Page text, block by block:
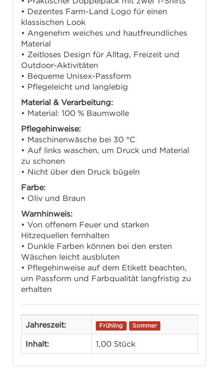
• Dezentes Farm-Land Logo für einen
klassischen Look
• Angenehm weiches und hautfreundliches
Material
• Zeitloses Design für Alltag, Freizeit und
Outdoor-Aktivitäten
• Bequeme Unisex-Passform
• Pflegeleicht und langlebig
Material & Verarbeitung:
• Material: 100 % Baumwolle
Pflegehinweise:
• Maschinenwäsche bei 30 °C
• Auf links waschen, um Druck und Material
zu schonen
• Nicht über den Druck bügeln
Farbe:
• Oliv und Braun
Warnhinweis:
• Von offenem Feuer und starken
Hitzequellen fernhalten
• Dunkle Farben können bei den ersten
Wäschen leicht ausbluten
• Pflegehinweise auf dem Etikett beachten,
um Passform und Farbqualität langfristig zu
erhalten
Jahreszeit: Frühling Sommer
Inhalt: 1,00 Stück